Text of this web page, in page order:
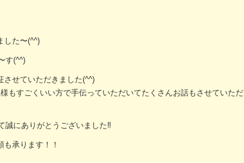
した〜(^^)
す(^^)
せていただきました(^^)
もすごくいい方で手伝っていただいてたくさんお話もさせていただ
誠にありがとうございました‼︎
承ります！！